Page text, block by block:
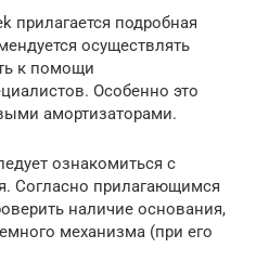
прилагается подробная
осуществлять
к помощи
Особенно это
амортизаторами.
ознакомиться с
Согласно прилагающимся
наличие основания,
механизма (при его